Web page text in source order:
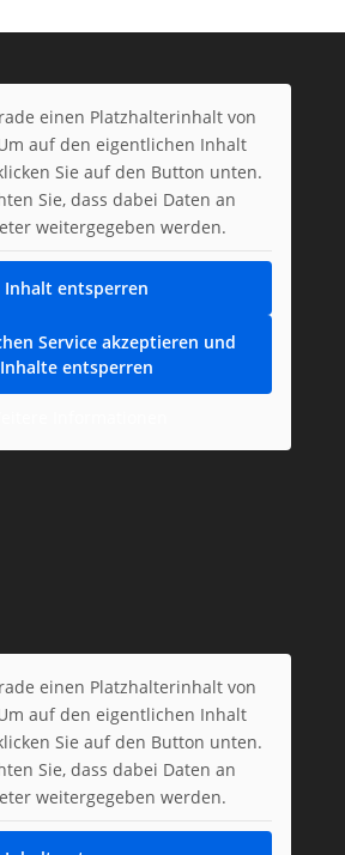
einen Platzhalterinhalt von
auf den eigentlichen Inhalt
Sie auf den Button unten.
Sie, dass dabei Daten an
weitergegeben werden.
Inhalt entsperren
Service akzeptieren und
Inhalte entsperren
einen Platzhalterinhalt von
auf den eigentlichen Inhalt
Sie auf den Button unten.
Sie, dass dabei Daten an
weitergegeben werden.